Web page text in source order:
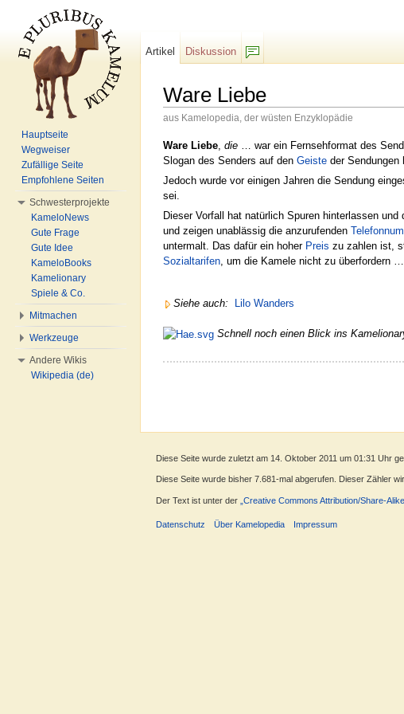
Ware Liebe
aus Kamelopedia, der wüsten Enzyklopädie
Ware Liebe die … war ein Fernsehformat des
Slogan des Senders auf den Geiste der Sendungen
Jedoch wurde vor einigen Jahren die Sendung
sei.
Dieser Vorfall hat natürlich Spuren hinterlassen und
und zeigen unablässig die anzurufenden
untermalt. Das dafür ein hoher Preis zu zahlen ist,
Sozialtarifen, um die Kamele nicht zu überfordern …
Siehe auch: Lilo Wanders
Schnell noch einen Blick ins
Artikel
Diskussion
Hauptseite
Wegweiser
Zufällige Seite
Empfohlene Seiten
Schwesterprojekte
KameloNews
Gute Frage
Gute Idee
KameloBooks
Kamelionary
Spiele & Co.
Mitmachen
Werkzeuge
Andere Wikis
Wikipedia (de)
Diese Seite wurde zuletzt am 14. Oktober 2011 um 01:31 Uhr
Diese Seite wurde bisher 7.681-mal abgerufen. Dieser Zähler
Der Text ist unter der „Creative Commons Attribution/Share-
Datenschutz Über Kamelopedia Impressum